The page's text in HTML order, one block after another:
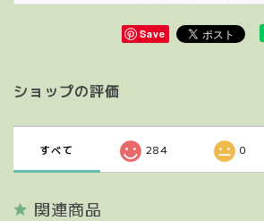
Save
ショップの評価
すべて 284 0
関連商品